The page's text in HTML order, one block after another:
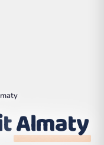
Almaty